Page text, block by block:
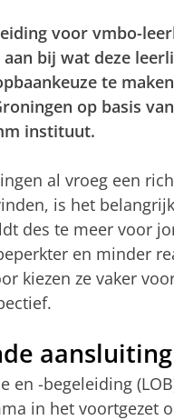
voor vmbo-
bij wat deze
te
op basis
instituut.
al vroeg een
is het
des te meer voor
en minder
kiezen ze vaker
aansluiting
en -begeleiding
in het voortgezet